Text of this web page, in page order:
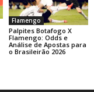
Flamengo
Palpites Botafogo X
Flamengo: Odds e
Análise de Apostas para
o Brasileirão 2026